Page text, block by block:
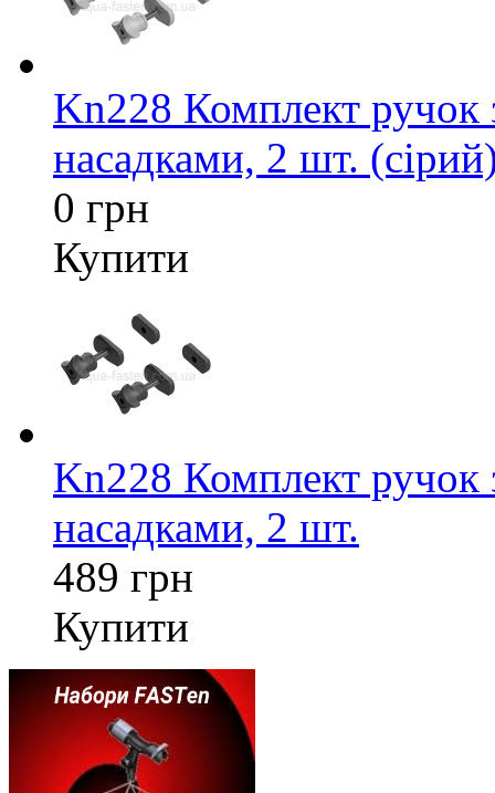
Kn228 Комплект ручок
насадками, 2 шт.
0 грн
Купити
Kn228 Комплект ручок
насадками, 2 шт.
489 грн
Купити